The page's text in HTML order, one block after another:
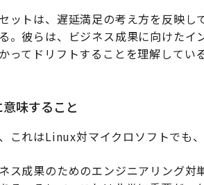
ットは、遅延満足の考え方を反映
。彼らは、ビジネス成果に向けた
ってドリフトすることを理解して
味すること
これはLinux対マイクロソフトでも
ス成果のためのエンジニアリング